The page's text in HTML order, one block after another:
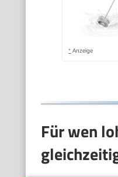
* Anzeige
Für wen